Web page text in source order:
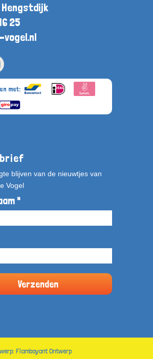
Hengstdijk
25
vogel.nl
met:
blijven van de nieuwtjes van
Vogel
*
Flamboyant Ontwerp